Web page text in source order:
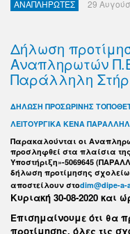
ΑΝΑΠΛΗΡΩΤΕΣ 29
Δήλωση
Αναπληρωτών
Παράλληλη
ΔΗΛΩΣΗ ΠΡΟΣΩΡΙΝΗΣ
ΛΕΙΤΟΥΡΓΙΚΑ ΚΕΝΑ
Παρακαλούνται οι
προσληφθεί στα πλαίσια
Υποστήριξη»-5069645
δήλωση προτίμησης
αποστείλουν στοdim@dipe-
Κυριακή 30-08-2020 και
Επισημαίνουμε ότι θα
προτίμησης, όλες τις